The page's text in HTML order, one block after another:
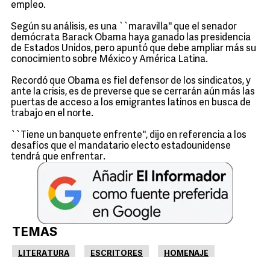
empleo.
Según su análisis, es una ``maravilla'' que el senador
demócrata Barack Obama haya ganado las presidencia
de Estados Unidos, pero apuntó que debe ampliar más su
conocimiento sobre México y América Latina.
Recordó que Obama es fiel defensor de los sindicatos, y
ante la crisis, es de preverse que se cerrarán aún más las
puertas de acceso a los emigrantes latinos en busca de
trabajo en el norte.
``Tiene un banquete enfrente'', dijo en referencia a los
desafíos que el mandatario electo estadounidense
tendrá que enfrentar.
TEMAS
LITERATURA ESCRITORES HOMENAJE